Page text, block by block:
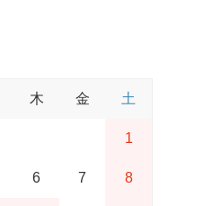
木 金 土
1
6 7 8